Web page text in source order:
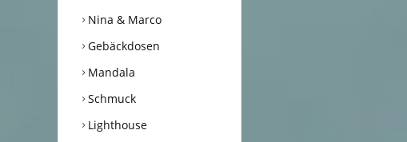
Nina & Marco
Gebäckdosen
Mandala
Schmuck
Lighthouse